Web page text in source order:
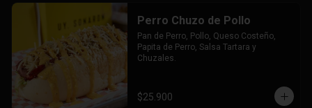
Perro Chuzo de Pollo
Pan de Perro, Pollo, Queso Costeño,
Papita de Perro, Salsa Tartara y
Chuzales.
$25.900